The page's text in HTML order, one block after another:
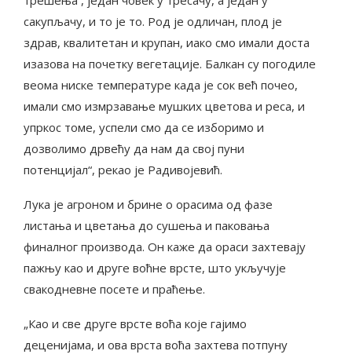
сакупљачу, и то је то. Род је одличан, плод је
здрав, квалитетан и крупан, иако смо имали доста
изазова на почетку вегетације. Балкан су погодиле
веома ниске температуре када је сок већ почео,
имали смо измрзавање мушких цветова и реса, и
упркос томе, успели смо да се изборимо и
дозволимо дрвећу да нам да свој пуни
потенцијал“, рекао је Радивојевић.
Лука је агроном и брине о орасима од фазе
листања и цветања до сушења и паковања
финалног производа. Он каже да ораси захтевају
пажњу као и друге воћне врсте, што укључује
свакодневне посете и праћење.
„Као и све друге врсте воћа које гајимо
деценијама, и ова врста воћа захтева потпуну